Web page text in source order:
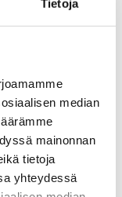
Tietoja
median
mainonnan
tietoja
yhteydessä
jos
yleensä